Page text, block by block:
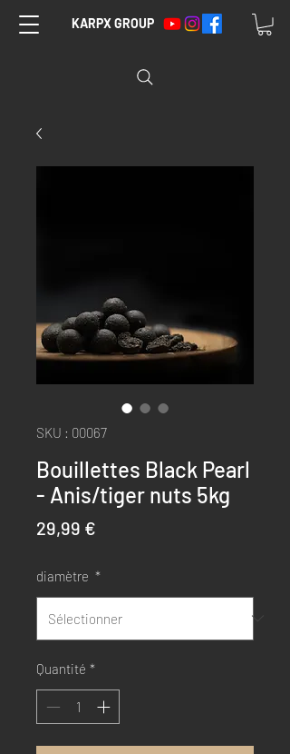
KARPX GROUP
SKU : 00067
Bouillettes Black Pearl
- Anis/tiger nuts 5kg
29,99 €
diamètre *
Quantité *